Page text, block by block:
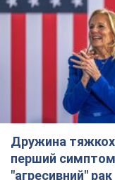
Спершу лікарі не
14,9 т.
Відпустка Лесі
обернулася
несправедливо
Знаменитість вийшла
мережі та розставила
7 годин тому 11,8 т.